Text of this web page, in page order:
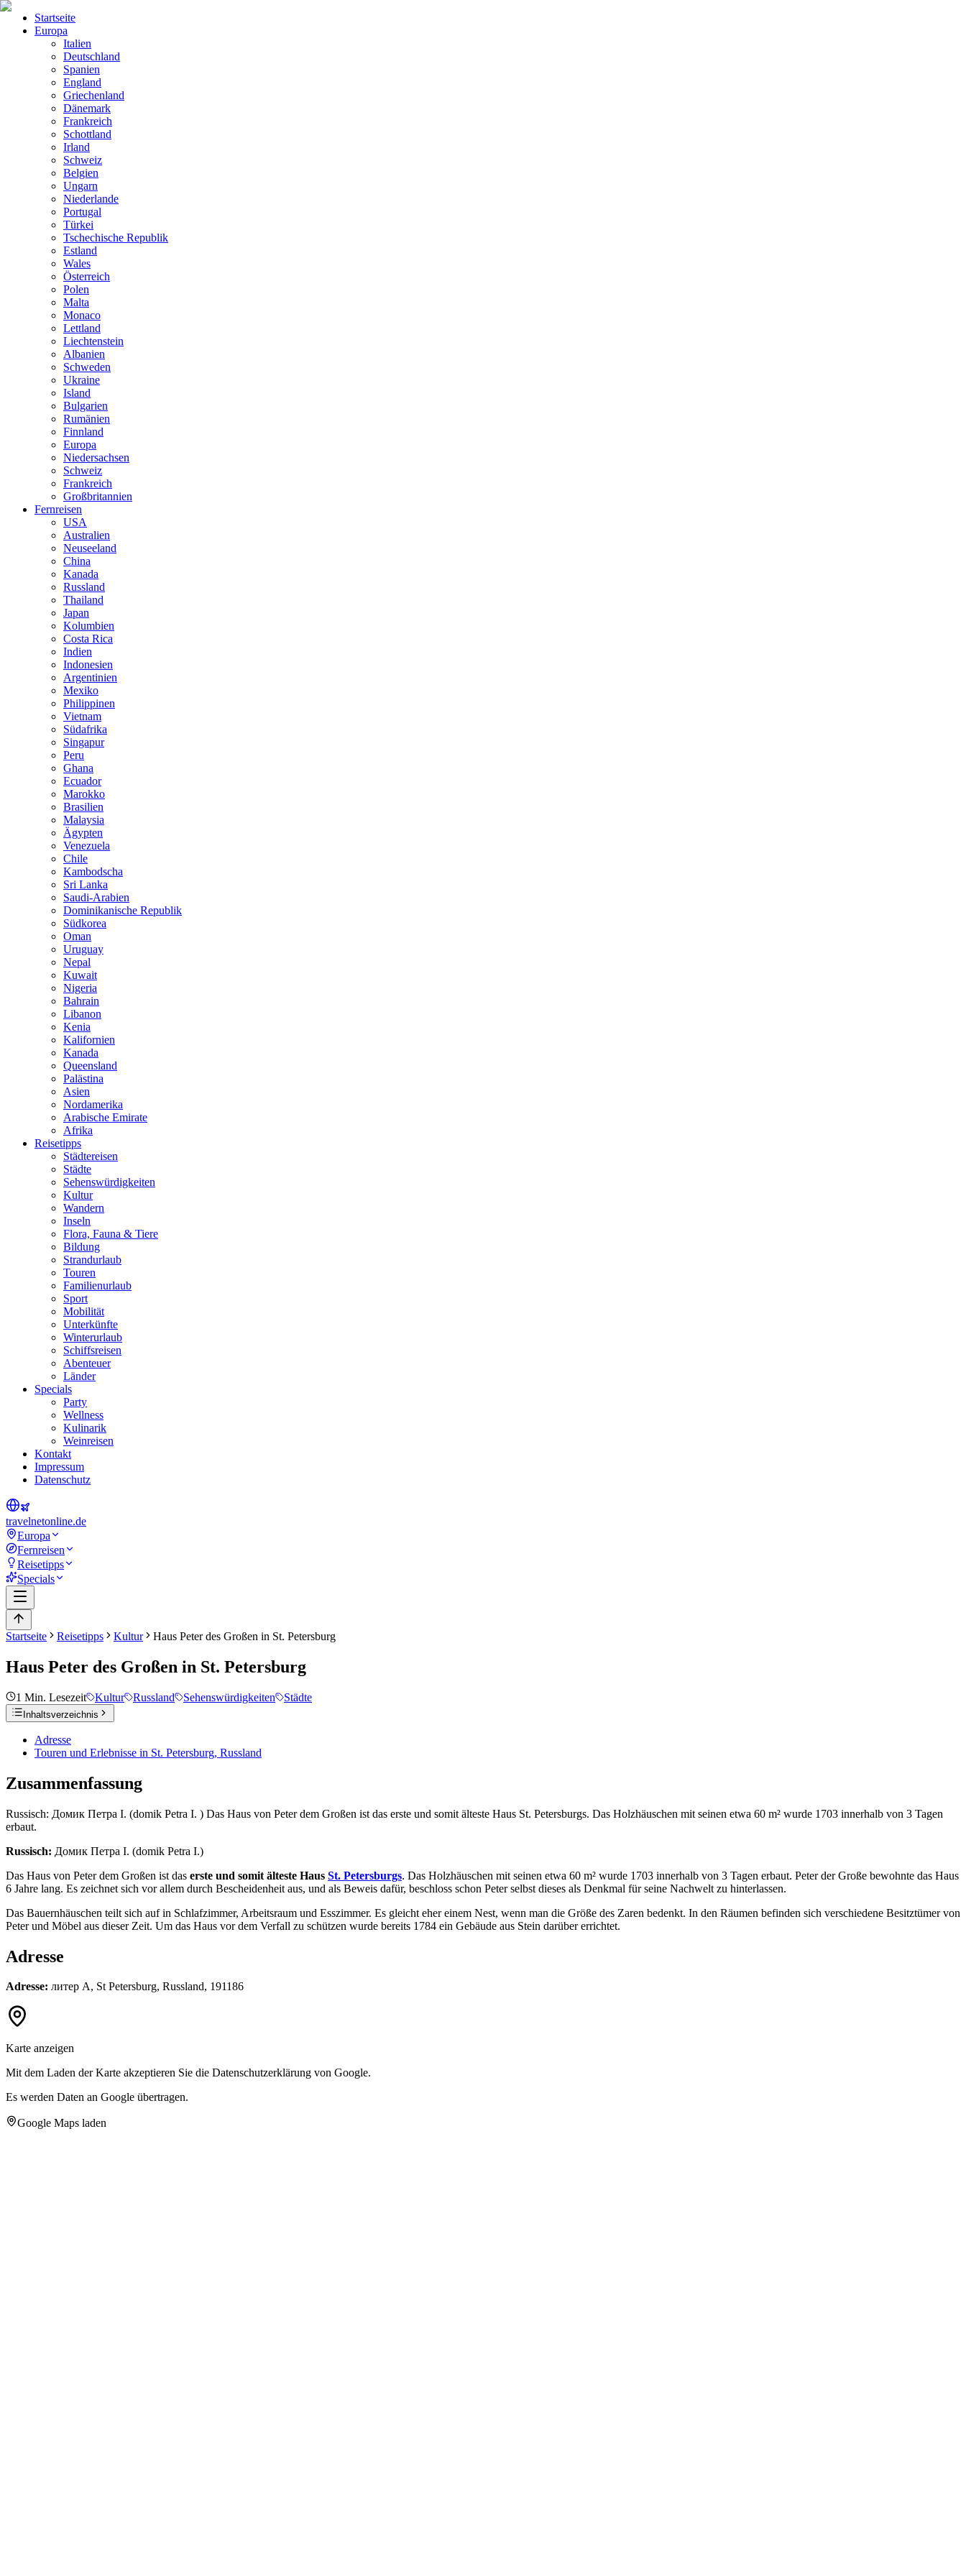
Startseite
Europa
Italien
Deutschland
Spanien
England
Griechenland
Dänemark
Frankreich
Schottland
Irland
Schweiz
Belgien
Ungarn
Niederlande
Portugal
Türkei
Tschechische Republik
Estland
Wales
Österreich
Polen
Malta
Monaco
Lettland
Liechtenstein
Albanien
Schweden
Ukraine
Island
Bulgarien
Rumänien
Finnland
Europa
Niedersachsen
Schweiz
Frankreich
Großbritannien
Fernreisen
USA
Australien
Neuseeland
China
Kanada
Russland
Thailand
Japan
Kolumbien
Costa Rica
Indien
Indonesien
Argentinien
Mexiko
Philippinen
Vietnam
Südafrika
Singapur
Peru
Ghana
Ecuador
Marokko
Brasilien
Malaysia
Ägypten
Venezuela
Chile
Kambodscha
Sri Lanka
Saudi-Arabien
Dominikanische Republik
Südkorea
Oman
Uruguay
Nepal
Kuwait
Nigeria
Bahrain
Libanon
Kenia
Kalifornien
Kanada
Queensland
Palästina
Asien
Nordamerika
Arabische Emirate
Afrika
Reisetipps
Städtereisen
Städte
Sehenswürdigkeiten
Kultur
Wandern
Inseln
Flora, Fauna & Tiere
Bildung
Strandurlaub
Touren
Familienurlaub
Sport
Mobilität
Unterkünfte
Winterurlaub
Schiffsreisen
Abenteuer
Länder
Specials
Party
Wellness
Kulinarik
Weinreisen
Kontakt
Impressum
Datenschutz
travelnetonline.de
Europa
Fernreisen
Reisetipps
Specials
Startseite Reisetipps Kultur Haus Peter des Großen in St. Petersburg
Haus Peter des Großen in St. Petersburg
1 Min. Lesezeit Kultur Russland Sehenswürdigkeiten Städte
Inhaltsverzeichnis
Adresse
Touren und Erlebnisse in St. Petersburg, Russland
Zusammenfassung
Russisch: Домик Петра I. (domik Petra I. ) Das Haus von Peter dem Großen ist das erste und somit älteste Haus St. Petersburgs. Das Holzhäuschen mit seinen etwa 60 m² wurde 1703 innerhalb von 3 Tagen
erbaut.
Russisch: Домик Петра I. (domik Petra I.)
Das Haus von Peter dem Großen ist das erste und somit älteste Haus St. Petersburgs. Das Holzhäuschen mit seinen etwa 60 m² wurde 1703 innerhalb von 3 Tagen erbaut. Peter der Große bewohnte das Haus
6 Jahre lang. Es zeichnet sich vor allem durch Bescheidenheit aus, und als Beweis dafür, beschloss schon Peter selbst dieses als Denkmal für seine Nachwelt zu hinterlassen.
Das Bauernhäuschen teilt sich auf in Schlafzimmer, Arbeitsraum und Esszimmer. Es gleicht eher einem Nest, wenn man die Größe des Zaren bedenkt. In den Räumen befinden sich verschiedene Besitztümer von
Peter und Möbel aus dieser Zeit. Um das Haus vor dem Verfall zu schützen wurde bereits 1784 ein Gebäude aus Stein darüber errichtet.
Adresse
Adresse: литер А, St Petersburg, Russland, 191186
Karte anzeigen
Mit dem Laden der Karte akzeptieren Sie die Datenschutzerklärung von Google.
Es werden Daten an Google übertragen.
Google Maps laden